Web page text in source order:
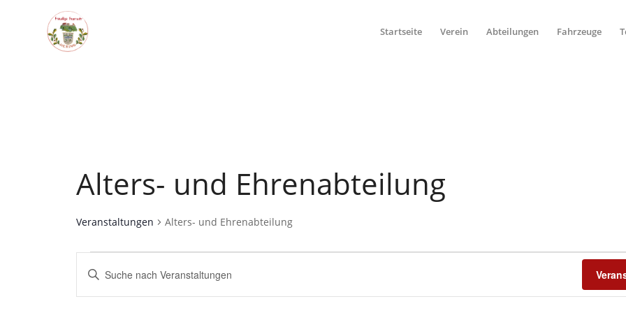
Startseite Verein Abteilungen Fahrzeuge
Alters- und Ehrenabteilung
Veranstaltungen Alters- und Ehrenabteilung
Suche
und
Bitte
Schlüsselwort
eingeben.